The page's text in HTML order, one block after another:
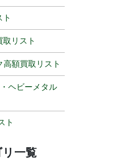
リスト
額買取リスト
ヘビーメタル
ト
一覧